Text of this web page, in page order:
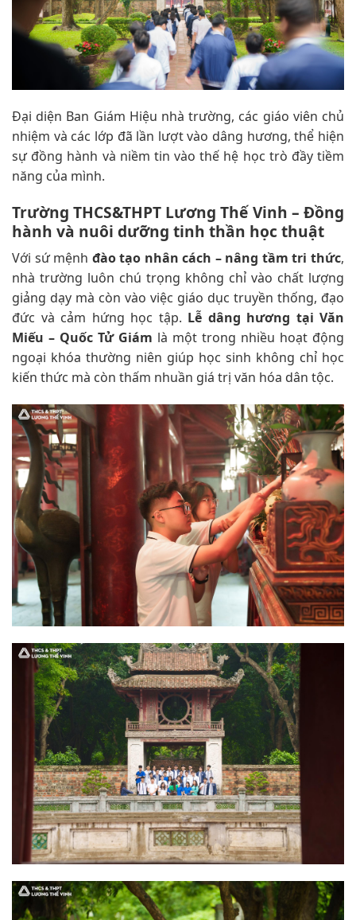
Đại diện Ban Giám Hiệu nhà trường, các giáo viên chủ
nhiệm và các lớp đã lần lượt vào dâng hương, thể hiện
sự đồng hành và niềm tin vào thế hệ học trò đầy tiềm
năng của mình.
Trường THCS&THPT Lương Thế Vinh – Đồng
hành và nuôi dưỡng tinh thần học thuật
Với sứ mệnh đào tạo nhân cách – nâng tầm tri thức,
nhà trường luôn chú trọng không chỉ vào chất lượng
giảng dạy mà còn vào việc giáo dục truyền thống, đạo
đức và cảm hứng học tập. Lễ dâng hương tại Văn
Miếu – Quốc Tử Giám là một trong nhiều hoạt động
ngoại khóa thường niên giúp học sinh không chỉ học
kiến thức mà còn thấm nhuần giá trị văn hóa dân tộc.